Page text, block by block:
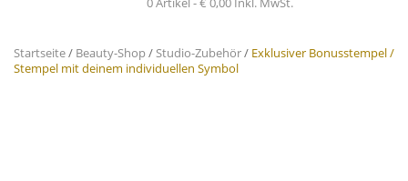
Startseite/ Beauty-Shop/ Studio-Zubehör/ Exklusiver Bonusstempel /
Stempel mit deinem individuellen Symbol